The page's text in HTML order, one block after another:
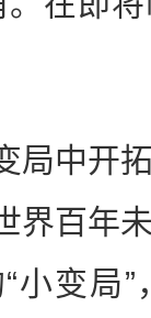
中开拓
界百年
小变局